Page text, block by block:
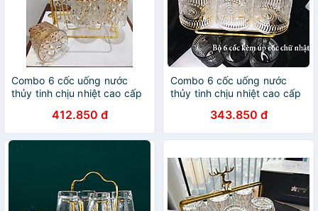
Combo 6 cốc uống nước
thủy tinh chịu nhiệt cao cấp
412.850 đ
Combo 6 cốc uống nước
thủy tinh chịu nhiệt cao cấp
343.850 đ